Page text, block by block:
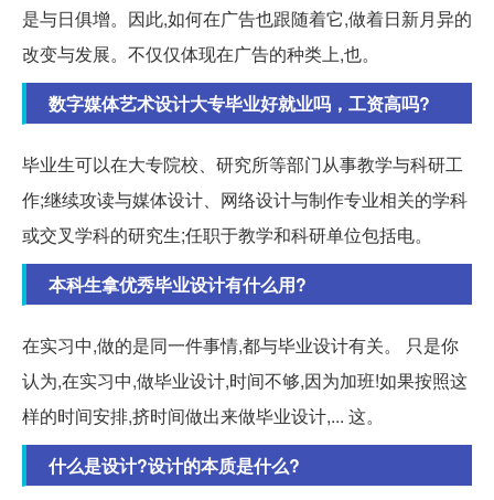
是与日俱增。因此,如何在广告也跟随着它,做着日新月异的
改变与发展。不仅仅体现在广告的种类上,也。
数字媒体艺术设计大专毕业好就业吗，工资高吗?
毕业生可以在大专院校、研究所等部门从事教学与科研工
作;继续攻读与媒体设计、网络设计与制作专业相关的学科
或交叉学科的研究生;任职于教学和科研单位包括电。
本科生拿优秀毕业设计有什么用?
在实习中,做的是同一件事情,都与毕业设计有关。 只是你
认为,在实习中,做毕业设计,时间不够,因为加班!如果按照这
样的时间安排,挤时间做出来做毕业设计,... 这。
什么是设计?设计的本质是什么?